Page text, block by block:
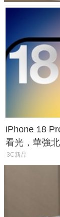
iPhone 18
看光，華強
山寨機無法
3C新品